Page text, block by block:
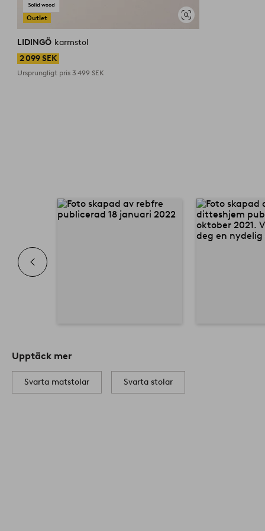
Outlet
Visa
liknande
LIDINGÖ karmstol
2 099 SEK
Ursprungligt pris3 499 SEK
Upptäck mer
Svarta matstolar Svarta stolar